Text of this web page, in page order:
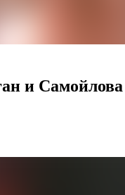
и Самойлова